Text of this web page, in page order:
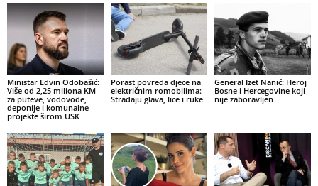
Ministar Edvin Odobašić:
Više od 2,25 miliona KM
za puteve, vodovode,
deponije i komunalne
projekte širom USK
Porast povreda djece na
električnim romobilima:
Stradaju glava, lice i ruke
General Izet Nanić: Heroj
Bosne i Hercegovine koji
nije zaboravljen